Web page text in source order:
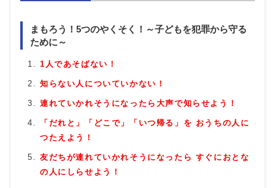
まもろう！5つのやくそく！～子どもを犯罪から守る
ために～
1人であそばない！
知らない人についていかない！
連れていかれそうになったら大声で知らせよう！
「だれと」「どこで」「いつ帰る」を おうちの人に
つたえよう！
友だちが連れていかれそうになったら すぐにおとな
の人にしらせよう！